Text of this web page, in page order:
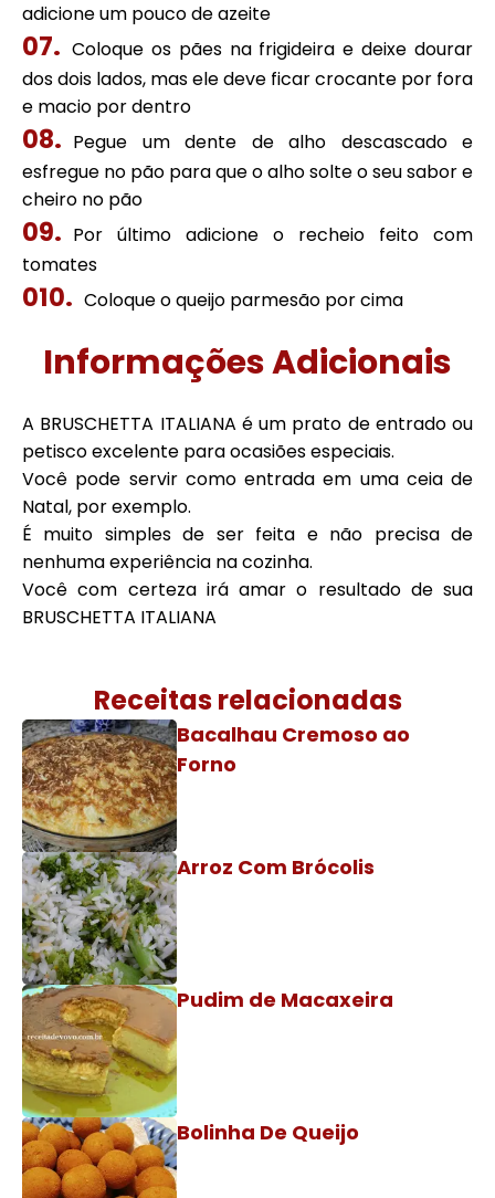
adicione um pouco de azeite
Coloque os pães na frigideira e deixe dourar
dos dois lados, mas ele deve ficar crocante por fora
e macio por dentro
Pegue um dente de alho descascado e
esfregue no pão para que o alho solte o seu sabor e
cheiro no pão
Por último adicione o recheio feito com
tomates
Coloque o queijo parmesão por cima
Informações Adicionais
A BRUSCHETTA ITALIANA é um prato de entrado ou
petisco excelente para ocasiões especiais.
Você pode servir como entrada em uma ceia de
Natal, por exemplo.
É muito simples de ser feita e não precisa de
nenhuma experiência na cozinha.
Você com certeza irá amar o resultado de sua
BRUSCHETTA ITALIANA
Receitas relacionadas
Bacalhau Cremoso ao
Forno
Arroz Com Brócolis
Pudim de Macaxeira
Bolinha De Queijo